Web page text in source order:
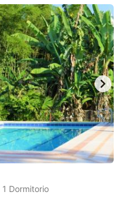
1 Dormitorio